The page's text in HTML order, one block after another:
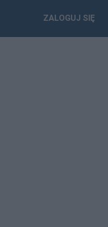
ZALOGUJ SIĘ